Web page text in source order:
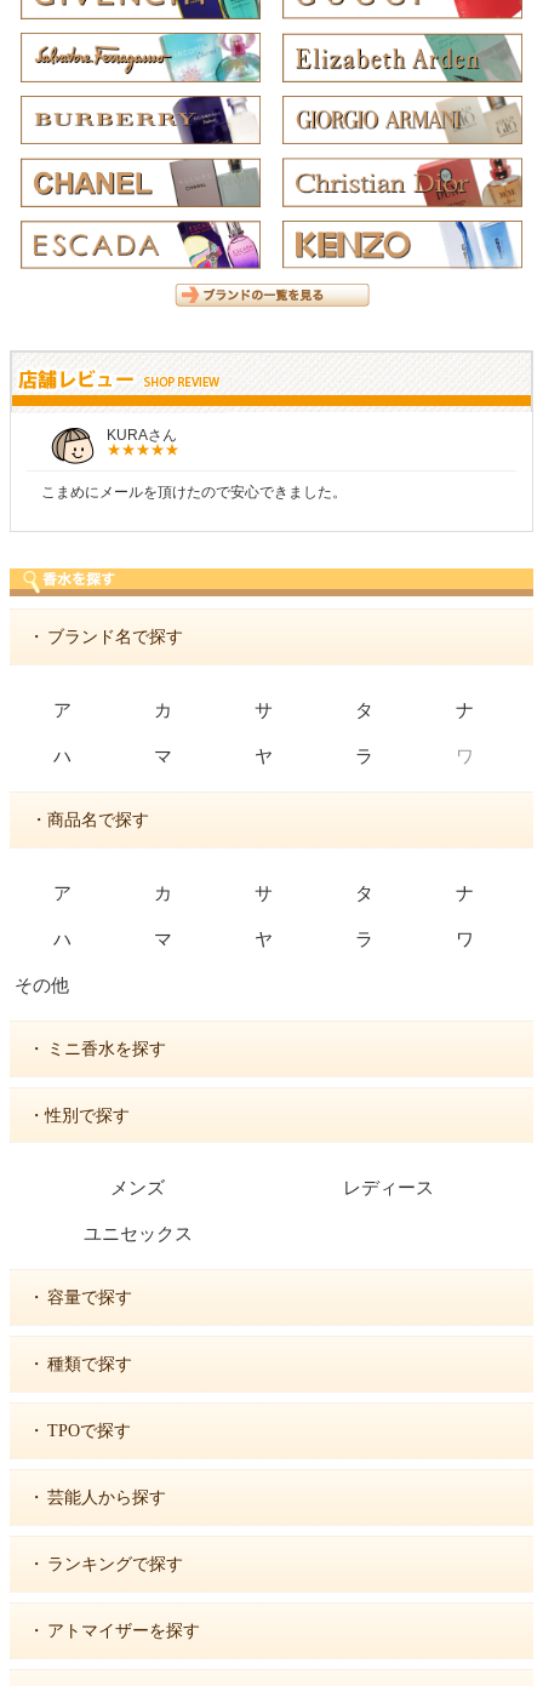
KURAさん
こまめにメールを頂けたので安心できました。
・ ブランド名で探す
ア カ サ タ ナ
ハ マ ヤ ラ ワ
・商品名で探す
ア カ サ タ ナ
ハ マ ヤ ラ ワ
その他
・ ミニ香水を探す
・性別で探す
メンズ レディース
ユニセックス
・ 容量で探す
・ 種類で探す
・ TPOで探す
・ 芸能人から探す
・ ランキングで探す
・ アトマイザーを探す